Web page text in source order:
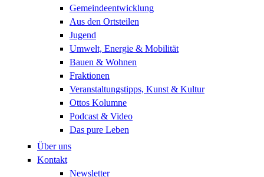
Gemeindeentwicklung
Aus den Ortsteilen
Jugend
Umwelt, Energie & Mobilität
Bauen & Wohnen
Fraktionen
Veranstaltungstipps, Kunst & Kultur
Ottos Kolumne
Podcast & Video
Das pure Leben
Über uns
Kontakt
Newsletter